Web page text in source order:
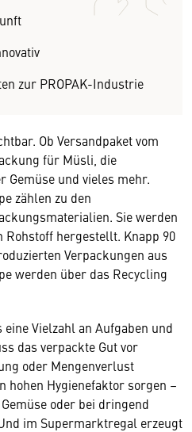
zur PROPAK-Industrie
Ob Versandpaket vom
für Müsli, die
Gemüse und vieles mehr.
zählen zu den
Sie werden
Rohstoff hergestellt. Knapp 90
Verpackungen aus
werden über das Recycling
Vielzahl an Aufgaben und
das verpackte Gut vor
oder Mengenverlust
hohen Hygienefaktor sorgen –
oder bei dringend
im Supermarktregal erzeugt